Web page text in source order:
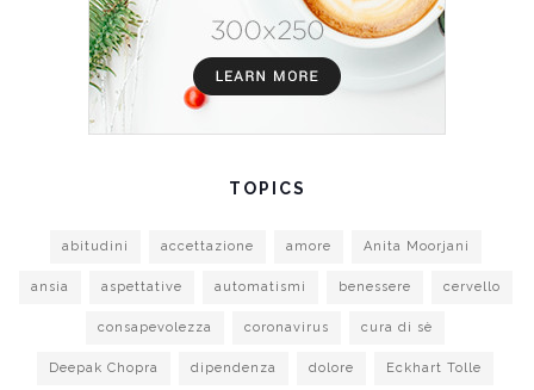
TOPICS
abitudini accettazione amore Anita Moorjani
ansia aspettative automatismi benessere cervello
consapevolezza coronavirus cura di sè
Deepak Chopra dipendenza dolore Eckhart Tolle